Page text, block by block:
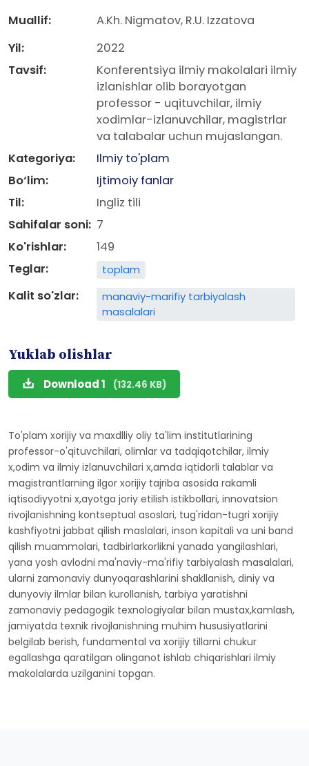
Muallif:
A.Kh. Nigmatov, R.U. Izzatova
Yil:
2022
Tavsif:
Konferentsiya ilmiy makolalari ilmiy
izlanishlar olib borayotgan
professor - uqituvchilar, ilmiy
xodimlar-izlanuvchilar, magistrlar
va talabalar uchun mujaslangan.
Kategoriya:
Ilmiy to'plam
Bo‘lim:
Ijtimoiy fanlar
Til:
Ingliz tili
Sahifalar soni: 7
Ko'rishlar:
149
Teglar:
toplam
Kalit so'zlar:
manaviy-marifiy tarbiyalash
masalalari
Yuklab olishlar
Download 1 (132.46 KB)
To'plam xorijiy va maxdlliy oliy ta'lim institutlarining
professor-o'qituvchilari, olimlar va tadqiqotchilar, ilmiy
x,odim va ilmiy izlanuvchilari x,amda iqtidorli talablar va
magistrantlarning ilgor xorijiy tajriba asosida rakamli
iqtisodiyyotni x,ayotga joriy etilish istikbollari, innovatsion
rivojlanishning kontseptual asoslari, tug'ridan-tugri xorijiy
kashfiyotni jabbat qilish maslalari, inson kapitali va uni band
qilish muammolari, tadbirlarkorlikni yanada yangilashlari,
yana yosh avlodni ma'naviy-ma'rifiy tarbiyalash masalalari,
ularni zamonaviy dunyoqarashlarini shakllanish, diniy va
dunyoviy ilmlar bilan kurollanish, tarbiya yaratishni
zamonaviy pedagogik texnologiyalar bilan mustax,kamlash,
jamiyatda texnik rivojlanishning muhim hususiyatlarini
belgilab berish, fundamental va xorijiy tillarni chukur
egallashga qaratilgan olinganot ishlab chiqarishlari ilmiy
makolalarda uzilganini topgan.